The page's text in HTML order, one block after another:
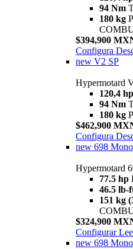
94 Nm
180 kg
$394,900
Configura
new V2 SP
Hypermotard
120,4 hp
94 Nm
180 kg
$462,900
Configura
new 698
Hypermotard
77.5 hp
46.5 lb-
151 kg
$324,900
Configurar
new 698 Mono